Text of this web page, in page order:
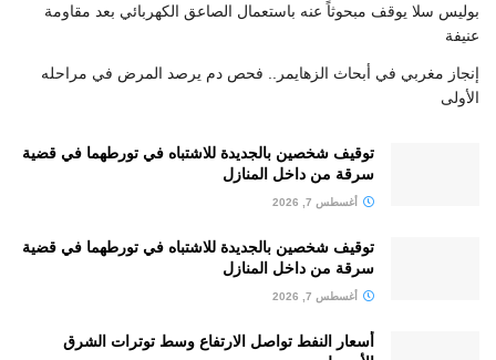
بوليس سلا يوقف مبحوثاً عنه باستعمال الصاعق الكهربائي بعد مقاومة
عنيفة
إنجاز مغربي في أبحاث الزهايمر.. فحص دم يرصد المرض في مراحله
الأولى
توقيف شخصين بالجديدة للاشتباه في تورطهما في قضية
سرقة من داخل المنازل
أغسطس 7, 2026
توقيف شخصين بالجديدة للاشتباه في تورطهما في قضية
سرقة من داخل المنازل
أغسطس 7, 2026
أسعار النفط تواصل الارتفاع وسط توترات الشرق